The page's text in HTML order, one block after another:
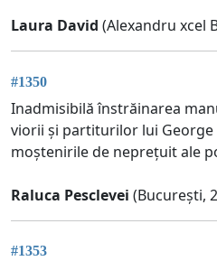
Laura David (Alexandru xcel
#1350
Inadmisibilă înstrăinarea
viorii și partiturilor lui George
moștenirile de neprețuit ale
Raluca Pesclevei (București,
#1353